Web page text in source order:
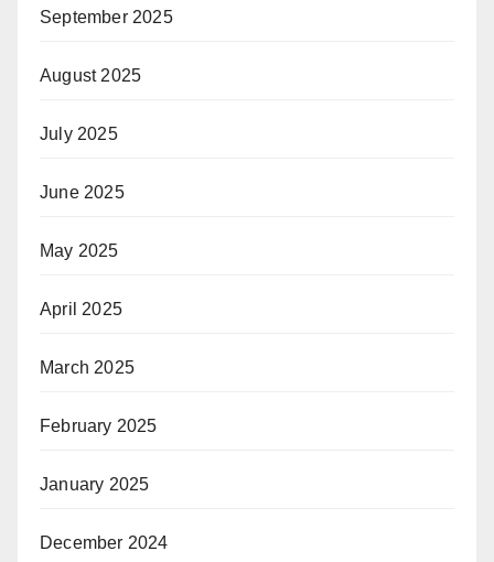
September 2025
August 2025
July 2025
June 2025
May 2025
April 2025
March 2025
February 2025
January 2025
December 2024